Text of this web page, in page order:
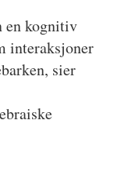
en kognitiv
interaksjoner
sier